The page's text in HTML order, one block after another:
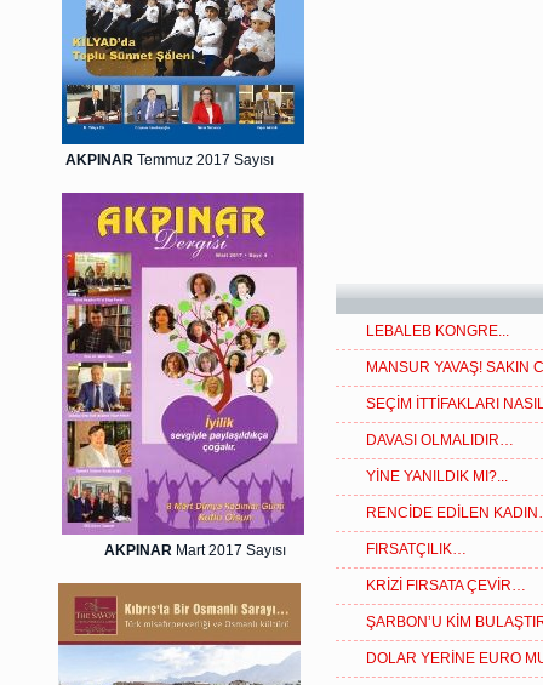
AKPINAR Temmuz 2017 Sayısı
AKPINAR Mart 2017 Sayısı
LEBALEB KONGRE...
MANSUR YAVAŞ! SAKIN
SEÇİM İTTİFAKLARI
DAVASI OLMALIDIR…
YİNE YANILDIK MI?...
RENCİDE EDİLEN
FIRSATÇILIK…
KRİZİ FIRSATA ÇEVİR…
ŞARBON’U KİM
DOLAR YERİNE EURO